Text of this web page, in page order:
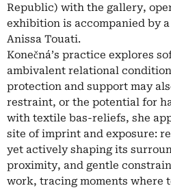
Republic) with the gallery,
exhibition is accompanied by
Anissa Touati.
Konečná’s practice explores
ambivalent relational
protection and support may
restraint, or the potential for
with textile bas-reliefs, she
site of imprint and exposure:
yet actively shaping its
proximity, and gentle
work, tracing moments where